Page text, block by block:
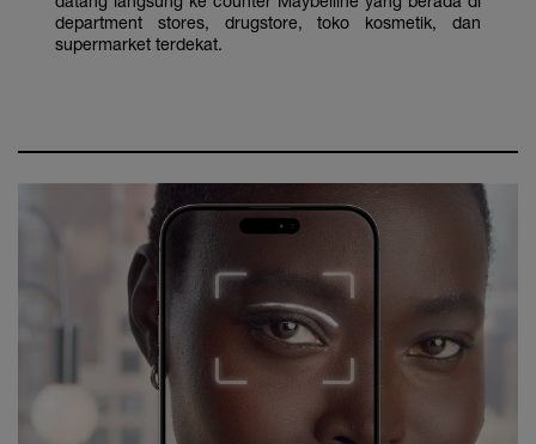
department stores, drugstore, toko kosmetik, dan
supermarket terdekat.